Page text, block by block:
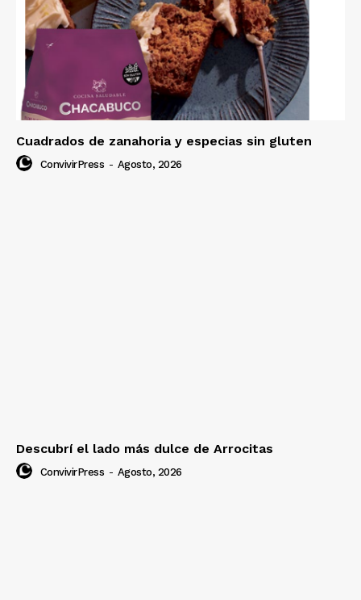
Cuadrados de zanahoria y especias sin gluten
ConvivirPress - Agosto, 2026
Descubrí el lado más dulce de Arrocitas
ConvivirPress - Agosto, 2026